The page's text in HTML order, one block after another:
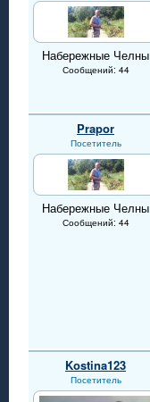
Набережные Челны
Сообщений: 44
Prapor
Посетитель
Набережные Челны
Сообщений: 44
Kostina123
Посетитель